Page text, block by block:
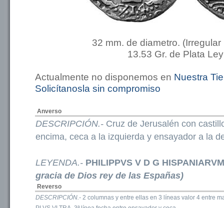
32 mm. de diametro.
13.53 Gr. de Plata
Actualmente no disponemos en Nuestra
Solicítanosla sin compromiso
Anverso
DESCRIPCIÓN.- Cruz de Jerusalén con
encima, ceca a la izquierda y ensayador a la
LEYENDA.- PHILIPPVS V D G
gracia de Dios rey de las Españas)
Reverso
DESCRIPCIÓN.- 2 columnas y entre ellas en 3 líneas valor 4 entre